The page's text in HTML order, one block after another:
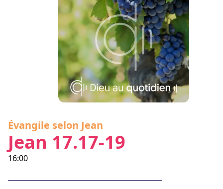
Évangile selon Jean
Jean 17.17-19
16:00